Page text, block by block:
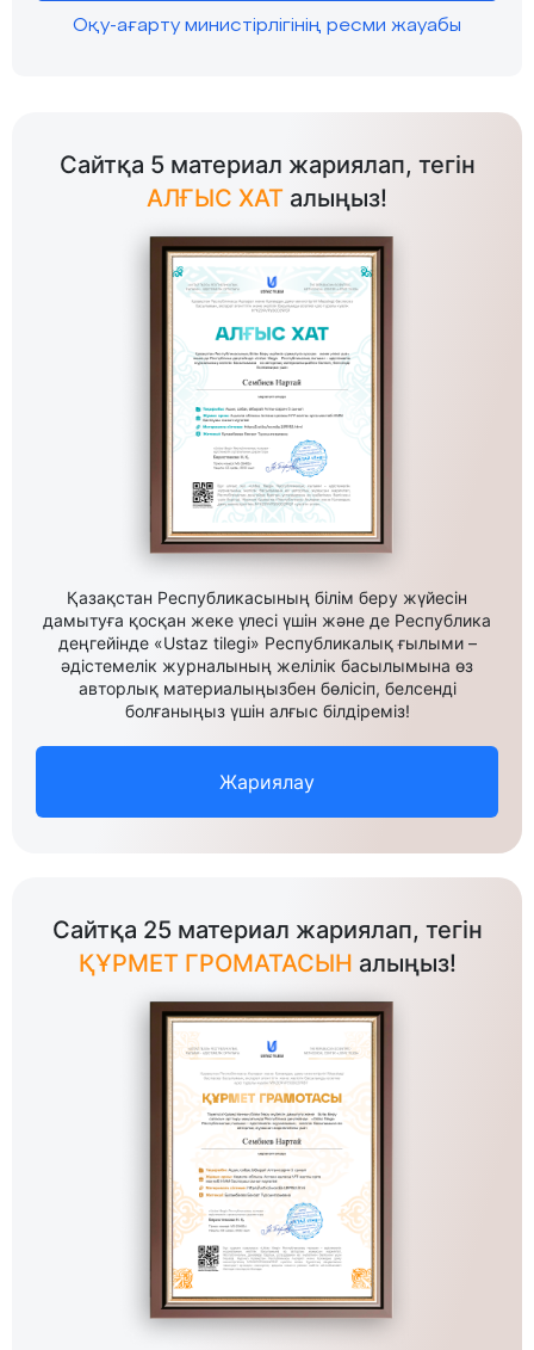
Оқу-ағарту министірлігінің ресми жауабы
Сайтқа 5 материал жариялап, тегін
АЛҒЫС ХАТ алыңыз!
Қазақстан Республикасының білім беру жүйесін
дамытуға қосқан жеке үлесі үшін және де Республика
деңгейінде «Ustaz tilegi» Республикалық ғылыми –
әдістемелік журналының желілік басылымына өз
авторлық материалыңызбен бөлісіп, белсенді
болғаныңыз үшін алғыс білдіреміз!
Жариялау
Сайтқа 25 материал жариялап, тегін
ҚҰРМЕТ ГРОМАТАСЫН алыңыз!